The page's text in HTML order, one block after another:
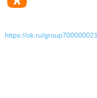
https://ok.ru/